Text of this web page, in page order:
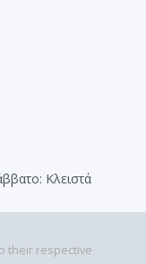
Κλειστά
their respective